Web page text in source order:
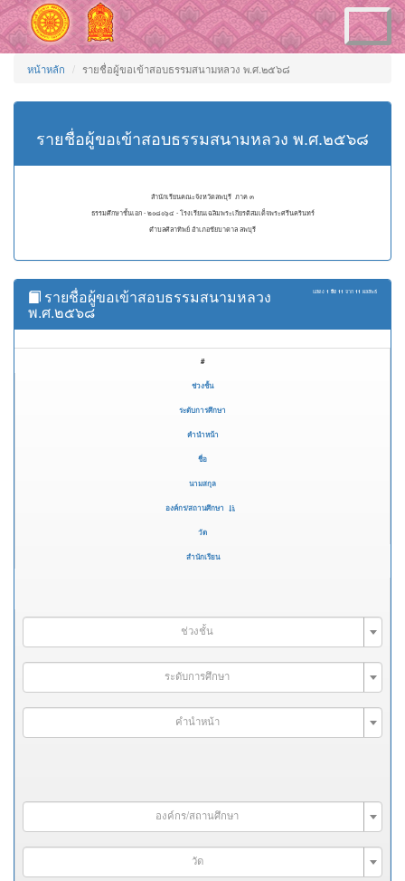
Toggle
navigation
หน้าหลัก รายชื่อผู้ขอเข้าสอบธรรมสนามหลวง พ.ศ.๒๕๖๘
รายชื่อผู้ขอเข้าสอบธรรมสนามหลวง พ.ศ.๒๕๖๘
สำนักเรียนคณะจังหวัดลพบุรี ภาค ๓
ธรรมศึกษาชั้นเอก - ๒๐๘๐๖๔ - โรงเรียนเฉลิมพระเกียรติสมเด็จพระศรีนครินทร์
ตำบลศิลาทิพย์ อำเภอชัยบาดาล ลพบุรี
แสดง 1 ถึง 11 จาก 11 ผลลัพธ์
รายชื่อผู้ขอเข้าสอบธรรมสนามหลวง
พ.ศ.๒๕๖๘
#
ช่วงชั้น
ระดับการศึกษา
คำนำหน้า
ชื่อ
นามสกุล
องค์กร/สถานศึกษา
วัด
สำนักเรียน
ช่วงชั้น
ระดับการศึกษา
คำนำหน้า
องค์กร/สถานศึกษา
วัด